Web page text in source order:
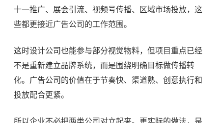
十一推广、展会引流、视频号传播、区域市场投放，这
些都更接近广告公司的工作范围。
这时设计公司也能参与部分视觉物料，但项目重点已经
不是重新建立品牌系统，而是围绕明确目标做传播转
化。广告公司的价值在于节奏快、渠道熟、创意执行和
投放配合更紧。
所以企业不必把两类公司对立起来。更实际的做法，是